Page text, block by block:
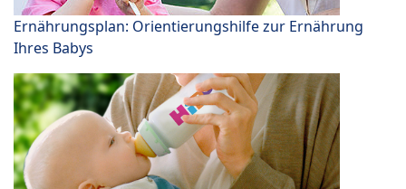
Ernährungsplan: Orientierungshilfe zur Ernährung
Ihres Babys